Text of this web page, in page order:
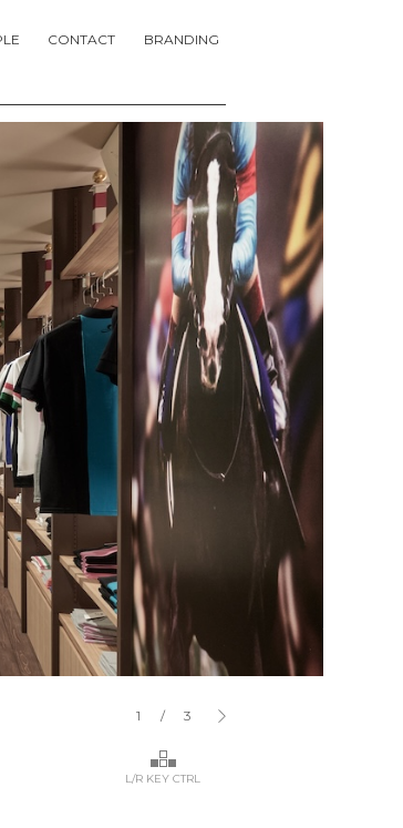
CONTACT BRANDING
1 / 3
L/R KEY CTRL